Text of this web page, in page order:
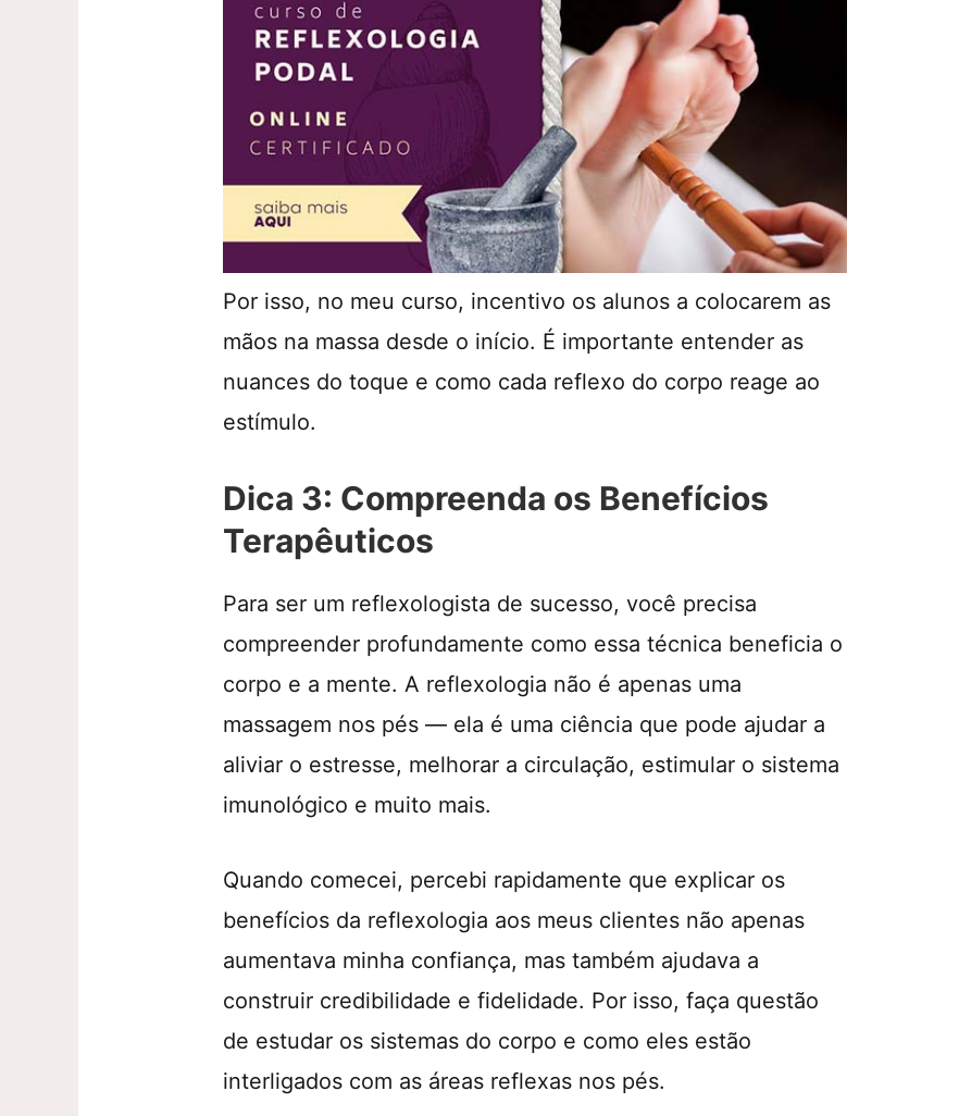
Por isso, no meu curso, incentivo os alunos a colocarem as
mãos na massa desde o início. É importante entender as
nuances do toque e como cada reflexo do corpo reage ao
estímulo.
Dica 3: Compreenda os Benefícios
Terapêuticos
Para ser um reflexologista de sucesso, você precisa
compreender profundamente como essa técnica beneficia o
corpo e a mente. A reflexologia não é apenas uma
massagem nos pés — ela é uma ciência que pode ajudar a
aliviar o estresse, melhorar a circulação, estimular o sistema
imunológico e muito mais.
Quando comecei, percebi rapidamente que explicar os
benefícios da reflexologia aos meus clientes não apenas
aumentava minha confiança, mas também ajudava a
construir credibilidade e fidelidade. Por isso, faça questão
de estudar os sistemas do corpo e como eles estão
interligados com as áreas reflexas nos pés.